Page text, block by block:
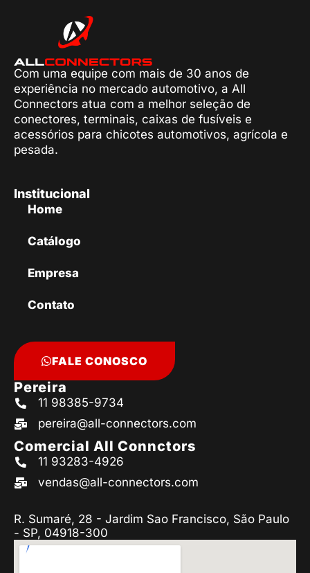
Com uma equipe com mais de 30 anos de
experiência no mercado automotivo, a All
Connectors atua com a melhor seleção de
conectores, terminais, caixas de fusíveis e
acessórios para chicotes automotivos, agrícola e
pesada.
Institucional
Home
Catálogo
Empresa
Contato
FALE CONOSCO
Pereira
11 98385-9734
pereira@all-connectors.com
Comercial All Connctors
11 93283-4926
vendas@all-connectors.com
R. Sumaré, 28 - Jardim Sao Francisco, São Paulo
- SP, 04918-300